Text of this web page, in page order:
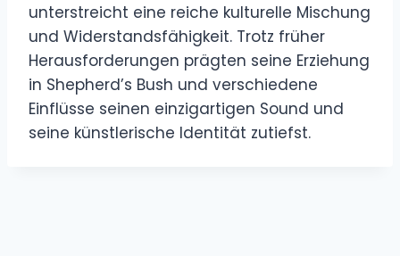
unterstreicht eine reiche kulturelle Mischung
und Widerstandsfähigkeit. Trotz früher
Herausforderungen prägten seine Erziehung
in Shepherd’s Bush und verschiedene
Einflüsse seinen einzigartigen Sound und
seine künstlerische Identität zutiefst.